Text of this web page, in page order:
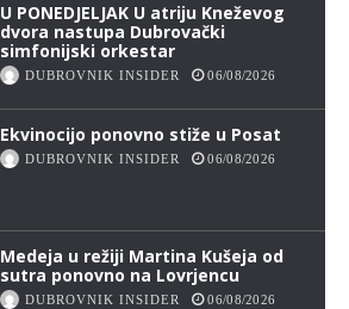
U PONEDJELJAK U atriju Kneževog
dvora nastupa Dubrovački
simfonijski orkestar
DUBROVNIK INSIDER 06/08/2026
Ekvinocijo ponovno stiže u Posat
DUBROVNIK INSIDER 06/08/2026
Medeja u režiji Martina Kušeja od
sutra ponovno na Lovrjencu
DUBROVNIK INSIDER 06/08/2026